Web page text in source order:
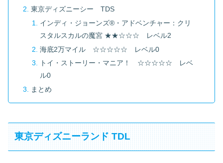
東京ディズニーシー TDS
インディ・ジョーンズ®・アドベンチャー：クリ
スタルスカルの魔宮 ★★☆☆☆ レベル2
海底2万マイル ☆☆☆☆☆ レベル0
トイ・ストーリー・マニア！ ☆☆☆☆☆ レベ
ル0
まとめ
東京ディズニーランド TDL